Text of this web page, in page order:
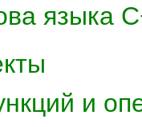
языка
и